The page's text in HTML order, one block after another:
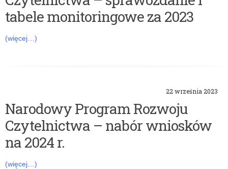
tabele monitoringowe za 2023
(więcej…)
22 września 2023
Narodowy Program Rozwoju
Czytelnictwa – nabór wniosków
na 2024 r.
(więcej…)